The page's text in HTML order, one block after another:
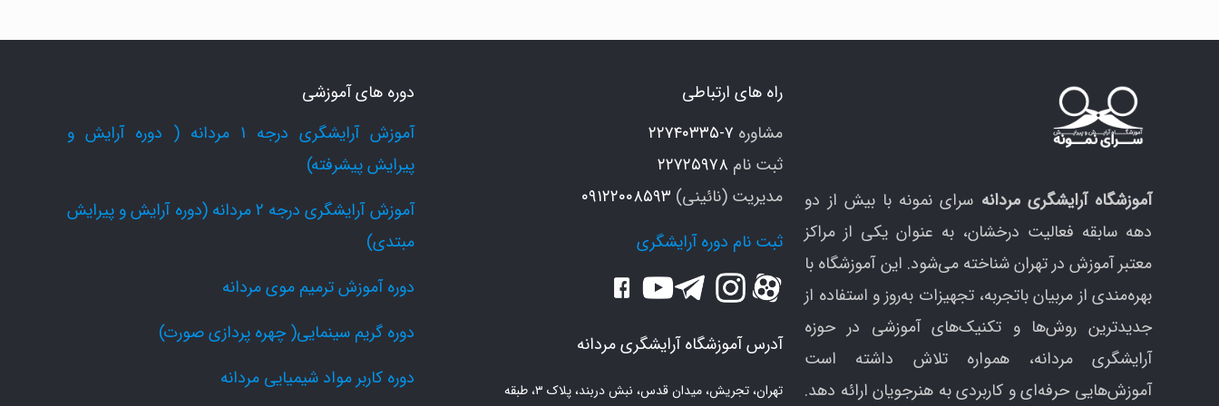
به
قیچی
آموزشگاه آرایشگری مردانه سرای نمونه با بیش از دو
دهه سابقه فعالیت درخشان، به عنوان یکی از مراکز
معتبر آموزش در تهران شناخته می‌شود. این آموزشگاه با
بهره‌مندی از مربیان باتجربه، تجهیزات به‌روز و استفاده از
جدیدترین روش‌ها و تکنیک‌های آموزشی در حوزه
آرایشگری مردانه، همواره تلاش داشته است
آموزش‌هایی حرفه‌ای و کاربردی به هنرجویان ارائه دهد.
راه های ارتباطی
مشاوره ۷-۲۲۷۴۰۳۳۵
ثبت نام ۲۲۷۲۵۹۷۸
مدیریت (نائینی) ۰۹۱۲۲۰۰۸۵۹۳
ثبت نام دوره آرایشگری
آدرس آموزشگاه آرایشگری مردانه
تهران، تجریش، میدان قدس، نبش دربند، پلاک ۳، طبقه
دوره های آموزشی
آموزش آرایشگری درجه 1 مردانه ( دوره آرایش و
پیرایش پیشرفته)
آموزش آرایشگری درجه 2 مردانه (دوره آرایش و پیرایش
مبتدی)
دوره آموزش ترمیم موی مردانه
دوره گریم سینمایی( چهره پردازی صورت)
دوره کاربر مواد شیمیایی مردانه